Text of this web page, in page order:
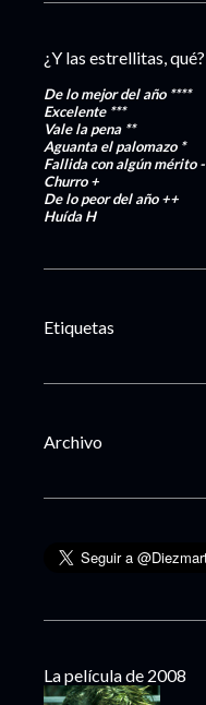
¿Y las estrellitas, qué?
De lo mejor del año ****
Excelente***
Vale la pena **
Aguanta el palomazo *
Fallida con algún mérito-
Churro+
De lo peor del año++
HuídaH
Etiquetas
Archivo
La película de 2008